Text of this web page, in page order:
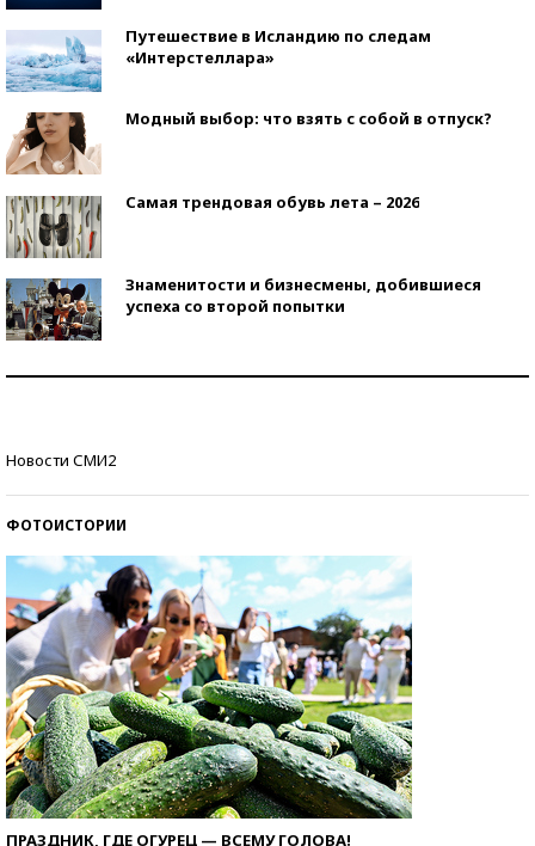
Путешествие в Исландию по следам
«Интерстеллара»
Модный выбор: что взять с собой в отпуск?
Самая трендовая обувь лета – 2026
Знаменитости и бизнесмены, добившиеся
успеха со второй попытки
Новости СМИ2
ФОТОИСТОРИИ
ПРАЗДНИК, ГДЕ ОГУРЕЦ — ВСЕМУ ГОЛОВА!